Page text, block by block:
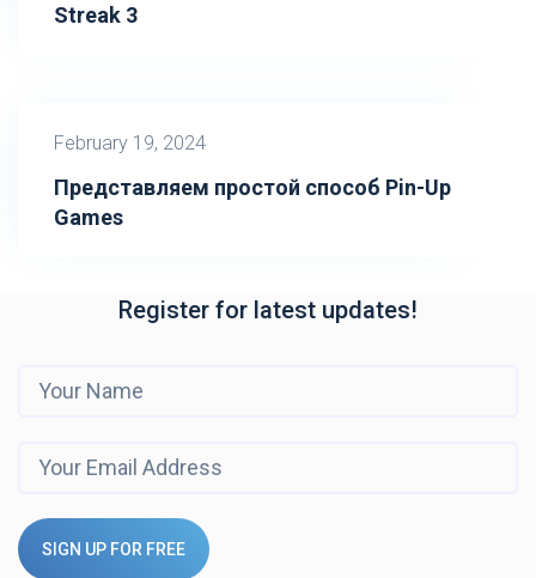
Streak 3
February 19, 2024
Представляем простой способ Pin-Up
Games
Register for latest updates!
SIGN UP FOR FREE